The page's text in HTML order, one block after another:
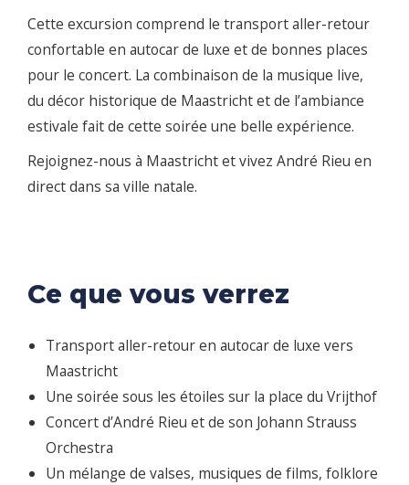
Cette excursion comprend le transport aller-retour
confortable en autocar de luxe et de bonnes places
pour le concert. La combinaison de la musique live,
du décor historique de Maastricht et de l’ambiance
estivale fait de cette soirée une belle expérience.
Rejoignez-nous à Maastricht et vivez André Rieu en
direct dans sa ville natale.
Ce que vous verrez
Transport aller-retour en autocar de luxe vers
Maastricht
Une soirée sous les étoiles sur la place du Vrijthof
Concert d’André Rieu et de son Johann Strauss
Orchestra
Un mélange de valses, musiques de films, folklore